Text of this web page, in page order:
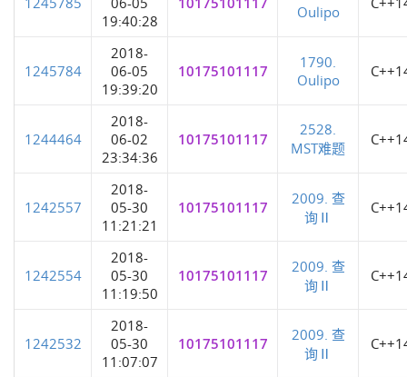
19:40:28
Oulipo
1245784
2018-
06-05
19:39:20
10175101117
1790.
Oulipo
1244464
2018-
06-02
23:34:36
10175101117
2528.
MST难题
1242557
2018-
05-30
11:21:21
10175101117
2009. 查
询Ⅱ
1242554
2018-
05-30
11:19:50
10175101117
2009. 查
询Ⅱ
1242532
2018-
05-30
11:07:07
10175101117
2009. 查
询Ⅱ